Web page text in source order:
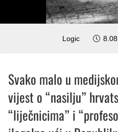
Logic
Svako malo u
vijest o “nasilju”
“liječnicima” i